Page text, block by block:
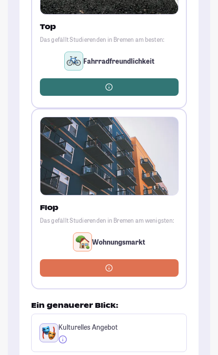
Top
Das gefällt Studierenden in Bremen am besten:
Fahrradfreundlichkeit
Flop
Das gefällt Studierenden in Bremen am wenigsten:
Wohnungsmarkt
Ein genauerer Blick:
Kulturelles Angebot